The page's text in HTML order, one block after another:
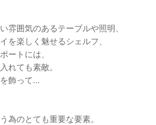
雰囲気のあるテーブルや照明、
を楽しく魅せるシェルフ、
ートには、
れても素敵。
飾って…
為のとても重要な要素。